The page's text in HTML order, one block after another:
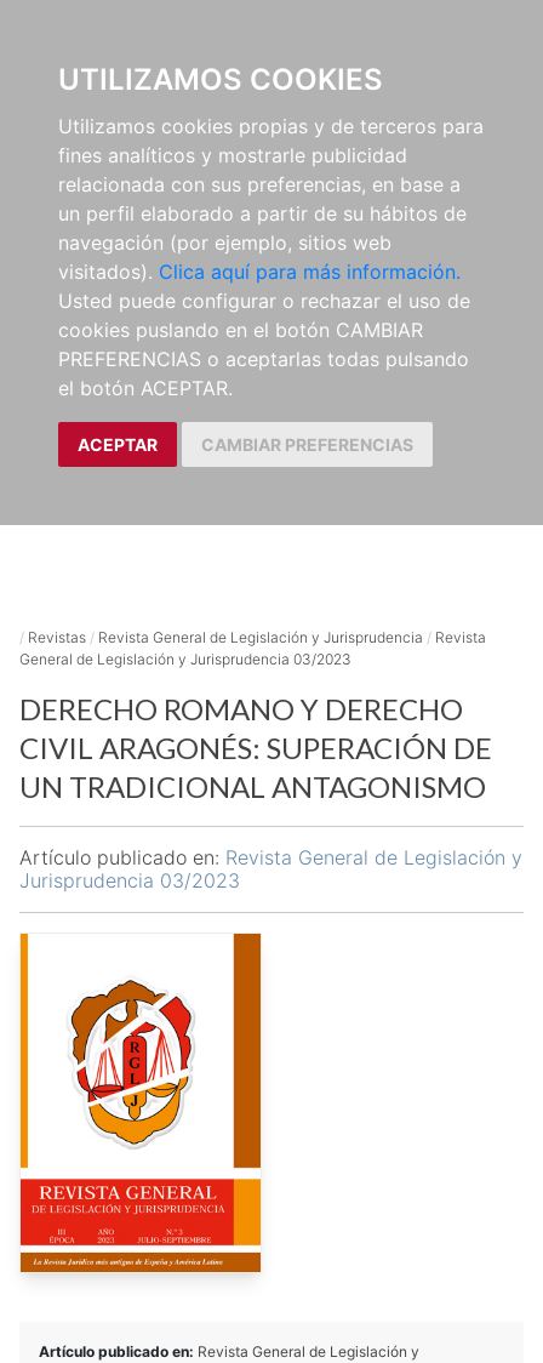
UTILIZAMOS COOKIES
Utilizamos cookies propias y de terceros para
fines analíticos y mostrarle publicidad
relacionada con sus preferencias, en base a
un perfil elaborado a partir de su hábitos de
navegación (por ejemplo, sitios web
visitados). Clica aquí para más información.
Usted puede configurar o rechazar el uso de
cookies puslando en el botón CAMBIAR
PREFERENCIAS o aceptarlas todas pulsando
el botón ACEPTAR.
ACEPTAR CAMBIAR PREFERENCIAS
/ Revistas / Revista General de Legislación y Jurisprudencia / Revista
General de Legislación y Jurisprudencia 03/2023
DERECHO ROMANO Y DERECHO
CIVIL ARAGONÉS: SUPERACIÓN DE
UN TRADICIONAL ANTAGONISMO
Artículo publicado en: Revista General de Legislación y
Jurisprudencia 03/2023
Artículo publicado en: Revista General de Legislación y